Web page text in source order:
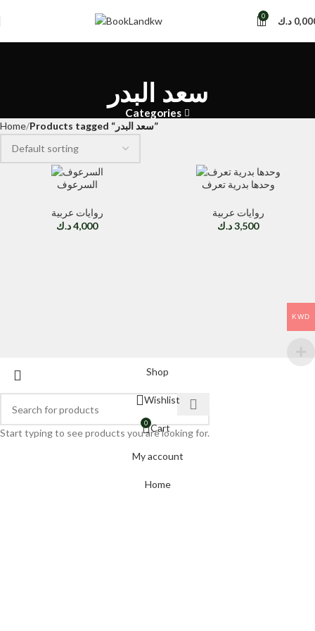
0 د.ك
سعد البدر
Categories
Home Products tagged “سعد البدر”
السرعوف
روايات عربية
4,000د.ك
وحدها بدرية تعرف
روايات عربية
3,500د.ك
Start typing to see products you are looking for.
KWD
Shop
Wishlist
0 Cart
My account
Home